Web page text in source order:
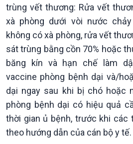
Chát với người nổi tiếng
Câu chuyện Thể thao
E-
trùng vết thương: Rửa vết
xà phòng dưới vòi nước
không có xà phòng, rửa vết
sát trùng bằng cồn 70% hoặc
băng kín và hạn chế làm
vaccine phòng bệnh dại và/
dại ngay sau khi bị chó hoặc
phòng bệnh dại có hiệu quả
thời gian ủ bệnh, trước khi các
theo hướng dẫn của cán bộ y tế.